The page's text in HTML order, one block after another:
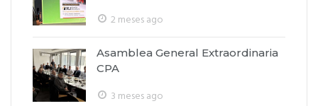
2 meses ago
Asamblea General Extraordinaria
CPA
3 meses ago